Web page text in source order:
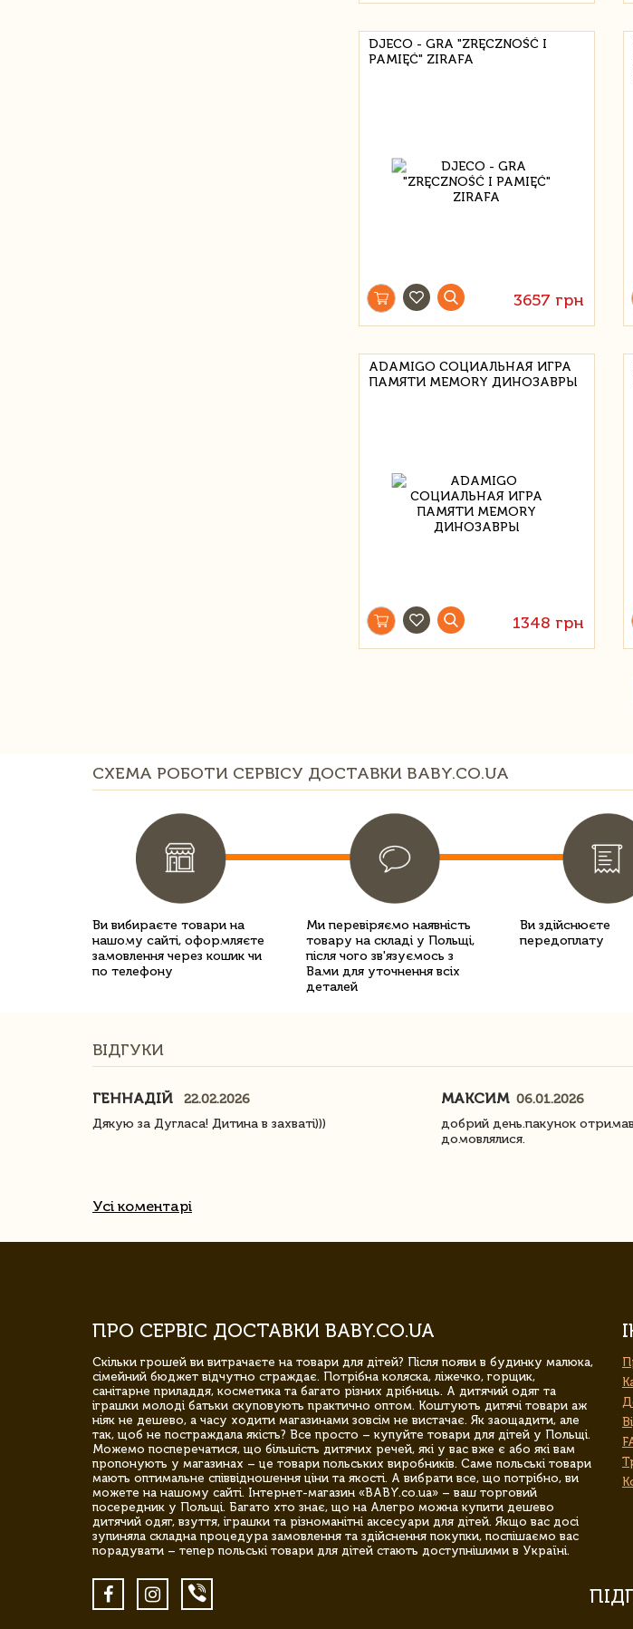
DJECO - GRA "ZRĘCZNOŚĆ I
PAMIĘĆ" ZIRAFA
3657 грн
ADAMIGO СОЦИАЛЬНАЯ ИГРА
ПАМЯТИ MEMORY ДИНОЗАВРЫ
1348 грн
СХЕМА РОБОТИ СЕРВІСУ ДОСТАВКИ BABY.CO.UA
Ви вибираєте товари на
нашому сайті, оформляєте
замовлення через кошик чи
по телефону
Ми перевіряємо наявність
товару на складі у Польщі,
після чого зв'язуємось з
Вами для уточнення всіх
деталей
Ви здійснюєте
передоплату
ВІДГУКИ
ГЕННАДІЙ
22.02.2026
Дякую за Дугласа! Дитина в захваті)))
МАКСИМ 06.01.2026
добрий день.пакунок
домовлялися.
Усі коментарі
ПРО СЕРВІС ДОСТАВКИ BABY.CO.UA
Скільки грошей ви витрачаєте на товари для дітей? Після появи в будинку малюка,
сімейний бюджет відчутно страждає. Потрібна коляска, ліжечко, горщик,
санітарне приладдя, косметика та багато різних дрібниць. А дитячий одяг та
іграшки молоді батьки скуповують практично оптом. Коштують дитячі товари аж
ніяк не дешево, а часу ходити магазинами зовсім не вистачає. Як заощадити, але
так, щоб не постраждала якість? Все просто – купуйте товари для дітей у Польщі.
Можемо посперечатися, що більшість дитячих речей, які у вас вже є або які вам
пропонують у магазинах – це товари польських виробників. Саме польські товари
мають оптимальне співвідношення ціни та якості. А вибрати все, що потрібно, ви
можете на нашому сайті. Інтернет-магазин «BABY.co.ua» – ваш торговий
посередник у Польщі. Багато хто знає, що на Алегро можна купити дешево
дитячий одяг, взуття, іграшки та різноманітні аксесуари для дітей. Якщо вас досі
зупиняла складна процедура замовлення та здійснення покупки, поспішаємо вас
порадувати – тепер польські товари для дітей стають доступнішими в Україні.